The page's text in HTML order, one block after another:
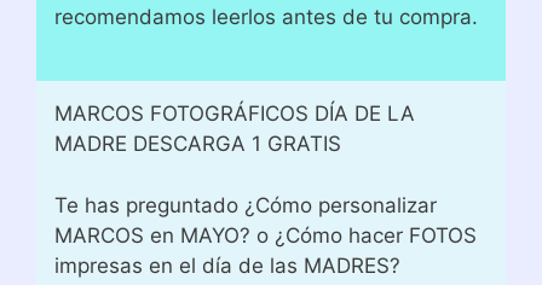
recomendamos leerlos antes de tu compra.
MARCOS FOTOGRÁFICOS DÍA DE LA
MADRE DESCARGA 1 GRATIS
Te has preguntado ¿Cómo personalizar
MARCOS en MAYO? o ¿Cómo hacer FOTOS
impresas en el día de las MADRES?